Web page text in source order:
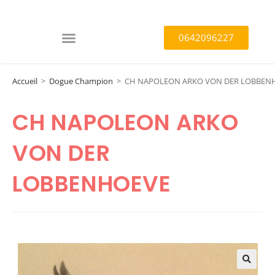
0642096227
Accueil > Dogue Champion > CH NAPOLEON ARKO VON DER
CH NAPOLEON ARKO
VON DER
LOBBENHOEVE